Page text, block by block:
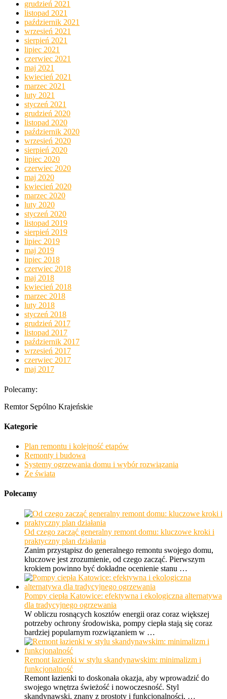
grudzień 2021
listopad 2021
październik 2021
wrzesień 2021
sierpień 2021
lipiec 2021
czerwiec 2021
maj 2021
kwiecień 2021
marzec 2021
luty 2021
styczeń 2021
grudzień 2020
listopad 2020
październik 2020
wrzesień 2020
sierpień 2020
lipiec 2020
czerwiec 2020
maj 2020
kwiecień 2020
marzec 2020
luty 2020
styczeń 2020
listopad 2019
sierpień 2019
lipiec 2019
maj 2019
lipiec 2018
czerwiec 2018
maj 2018
kwiecień 2018
marzec 2018
luty 2018
styczeń 2018
grudzień 2017
listopad 2017
październik 2017
wrzesień 2017
czerwiec 2017
maj 2017
Polecamy:
Remtor Sępólno Krajeńskie
Kategorie
Plan remontu i kolejność etapów
Remonty i budowa
Systemy ogrzewania domu i wybór rozwiązania
Ze świata
Polecamy
Od czego zacząć generalny remont domu: kluczowe kroki i
praktyczny plan działania
Zanim przystąpisz do generalnego remontu swojego domu,
kluczowe jest zrozumienie, od czego zacząć. Pierwszym
krokiem powinno być dokładne ocenienie stanu …
Pompy ciepła Katowice: efektywna i ekologiczna alternatywa
dla tradycyjnego ogrzewania
W obliczu rosnących kosztów energii oraz coraz większej
potrzeby ochrony środowiska, pompy ciepła stają się coraz
bardziej popularnym rozwiązaniem w …
Remont łazienki w stylu skandynawskim: minimalizm i
funkcjonalność
Remont łazienki to doskonała okazja, aby wprowadzić do
swojego wnętrza świeżość i nowoczesność. Styl
skandynawski, znany z prostoty i funkcjonalności, …